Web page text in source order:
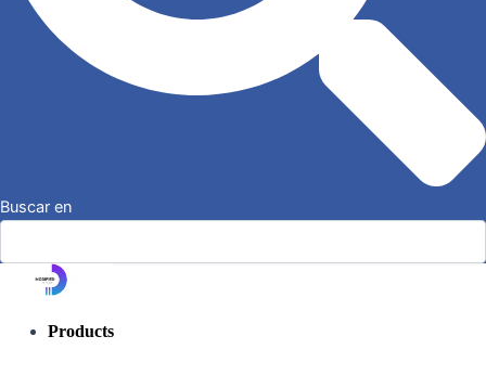
Buscar en
Products